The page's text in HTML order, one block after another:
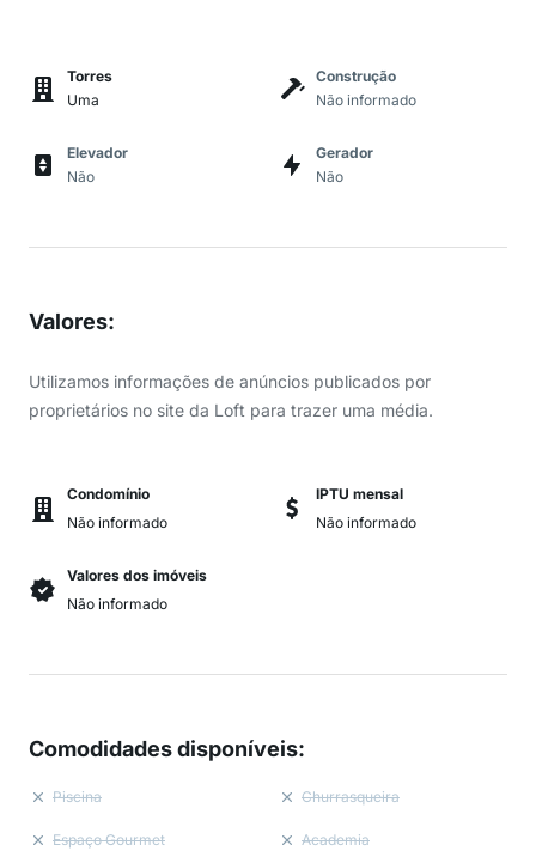
Torres
Uma
Construção
Não informado
Elevador
Não
Gerador
Não
Valores:
Utilizamos informações de anúncios publicados por
proprietários no site da Loft para trazer uma média.
Condomínio
Não informado
IPTU mensal
Não informado
Valores dos imóveis
Não informado
Comodidades disponíveis:
Piscina Churrasqueira
Espaço Gourmet Academia